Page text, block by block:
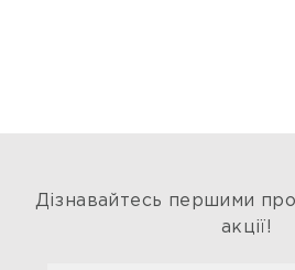
Дізнавайтесь першими
акції!